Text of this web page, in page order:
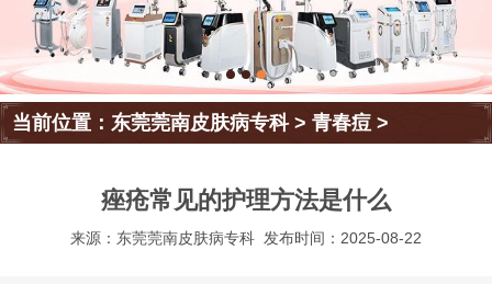
当前位置：东莞莞南皮肤病专科>青春痘 >
痤疮常见的护理方法是什么
来源：东莞莞南皮肤病专科 发布时间：2025-08-22